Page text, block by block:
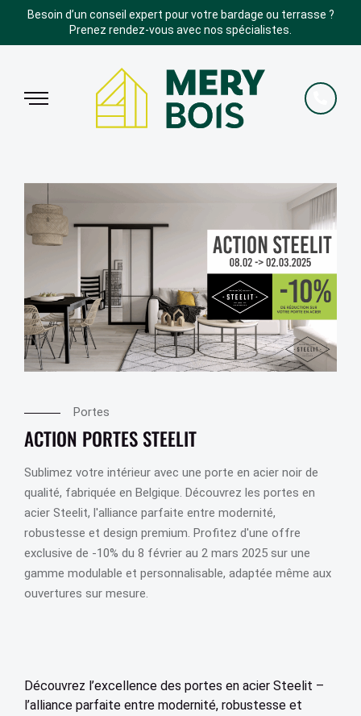
Besoin d’un conseil expert pour votre bardage ou terrasse ?
Prenez rendez-vous avec nos spécialistes.
Portes
ACTION PORTES STEELIT
Sublimez votre intérieur avec une porte en acier noir de
qualité, fabriquée en Belgique. Découvrez les portes en
acier Steelit, l'alliance parfaite entre modernité,
robustesse et design premium. Profitez d'une offre
exclusive de -10% du 8 février au 2 mars 2025 sur une
gamme modulable et personnalisable, adaptée même aux
ouvertures sur mesure.
Découvrez l’excellence des portes en acier Steelit –
l’alliance parfaite entre modernité, robustesse et